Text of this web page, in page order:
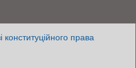
конституційного права